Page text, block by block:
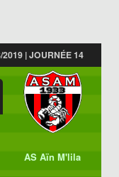
| JOURNÉE 14
AS Aïn M'lila